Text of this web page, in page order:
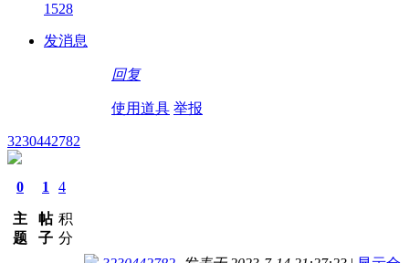
1528
发消息
回复
使用道具 举报
3230442782
0
主
题
1
帖
子
4
积
分